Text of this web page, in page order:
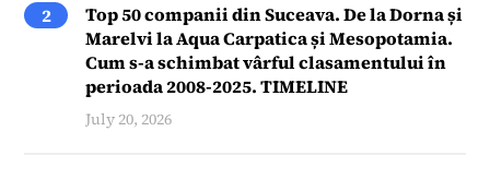
2
Top 50 companii din Suceava. De la Dorna și
Marelvi la Aqua Carpatica și Mesopotamia.
Cum s-a schimbat vârful clasamentului în
perioada 2008-2025. TIMELINE
July 20, 2026